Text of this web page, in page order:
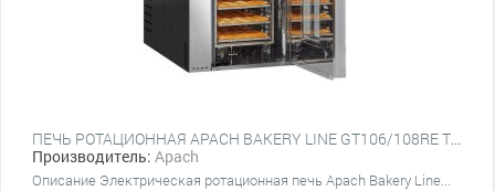
ПЕЧЬ РОТАЦИОННАЯ APACH BAKERY LINE GT106/108RE TST (ПЛАТФОРМА)
Производитель: Apach
Описание Электрическая ротационная печь Apach Bakery Line...